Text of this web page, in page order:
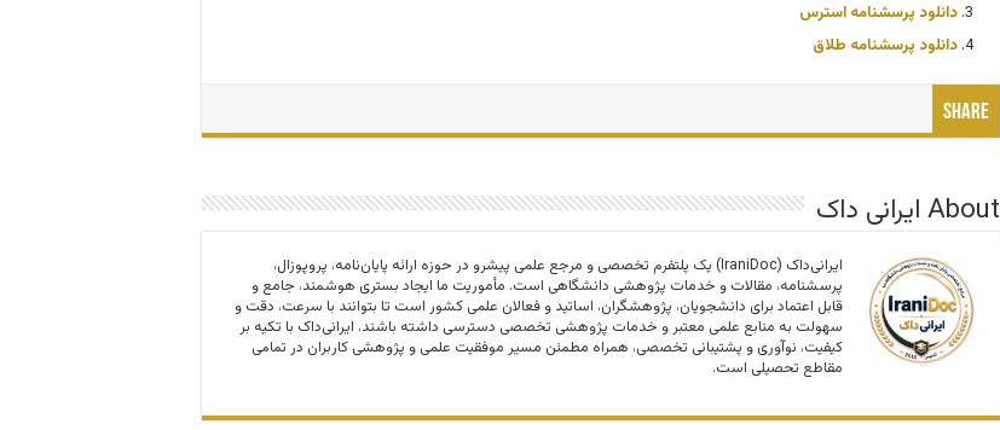
دانلود پرسشنامه استرس
دانلود پرسشنامه طلاق
Share
About ایرانی داک
ایرانی‌داک (IraniDoc) یک پلتفرم تخصصی و مرجع علمی پیشرو در حوزه ارائه پایان‌نامه، پروپوزال،
پرسشنامه، مقالات و خدمات پژوهشی دانشگاهی است. مأموریت ما ایجاد بستری هوشمند، جامع و
قابل اعتماد برای دانشجویان، پژوهشگران، اساتید و فعالان علمی کشور است تا بتوانند با سرعت، دقت و
سهولت به منابع علمی معتبر و خدمات پژوهشی تخصصی دسترسی داشته باشند. ایرانی‌داک با تکیه بر
کیفیت، نوآوری و پشتیبانی تخصصی، همراه مطمئن مسیر موفقیت علمی و پژوهشی کاربران در تمامی
مقاطع تحصیلی است.